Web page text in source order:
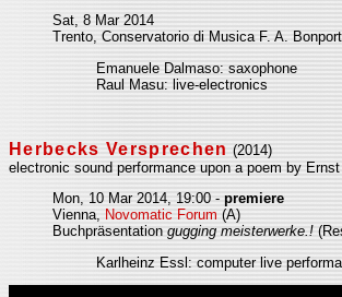
Sat, 8 Mar 2014
Trento, Conservatorio di Musica F. A.
Emanuele Dalmaso: saxophone
Raul Masu: live-electronics
Herbecks Versprechen (2014)
electronic sound performance upon a poem by
Mon, 10 Mar 2014, 19:00 - premiere
Vienna, Novomatic Forum (A)
Buchpräsentation gugging meisterwerke.!
Karlheinz Essl: computer live